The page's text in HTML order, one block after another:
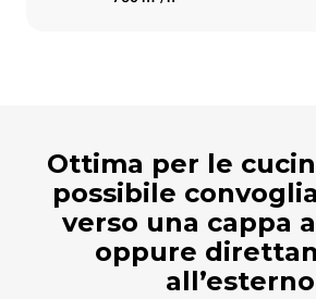
Ottima per le
possibile
verso una cappa
oppure